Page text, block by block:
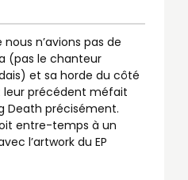
n’avions pas de
(pas le chanteur
et sa horde du côté
leur précédent méfait
Death précisément.
entre-temps à un
l’artwork du EP